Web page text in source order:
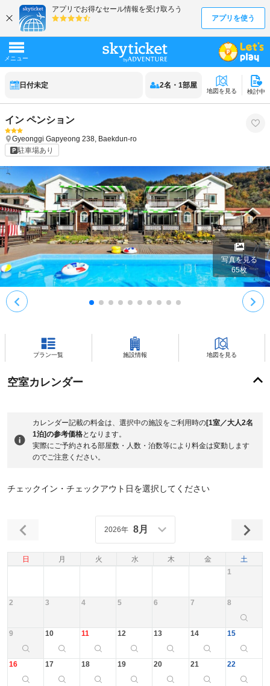
日付未定 2名 ・ 1部屋
地図を見る 検討中
イン ペンション
Gyeonggi Gapyeong 238, Baekdun-ro
駐車場あり
写真を見る
65枚
プラン一覧 施設情報 地図を見る
空室カレンダー
カレンダー記載の料金は、選択中の施設をご利用時の[1室／大人2名
1泊]の参考価格となります。
実際にご予約される部屋数・人数・泊数等により料金は変動します
のでご注意ください。
チェックイン・チェックアウト日を選択してください
日 月 火 水 木 金 土
2026年 8月
1
2 3 4 5 6 7 8
9 10 11 12 13 14 15
16 17 18 19 20 21 22